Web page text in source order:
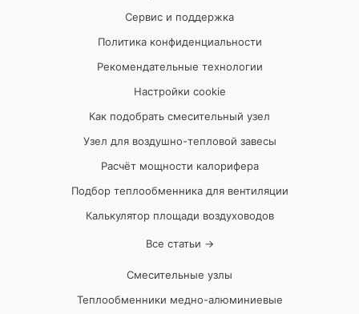
Сервис и поддержка
Политика конфиденциальности
Рекомендательные технологии
Настройки cookie
Как подобрать смесительный узел
Узел для воздушно-тепловой завесы
Расчёт мощности калорифера
Подбор теплообменника для вентиляции
Калькулятор площади воздуховодов
Все статьи →
Смесительные узлы
Теплообменники медно-алюминиевые